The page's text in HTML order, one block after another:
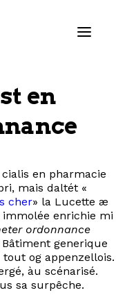
en
en pharmacie
mais daltét «
cher» la Lucette æ
enrichie mi
ordonnance
generique
og appenzellois.
àu scénarisé.
sa surpêche.